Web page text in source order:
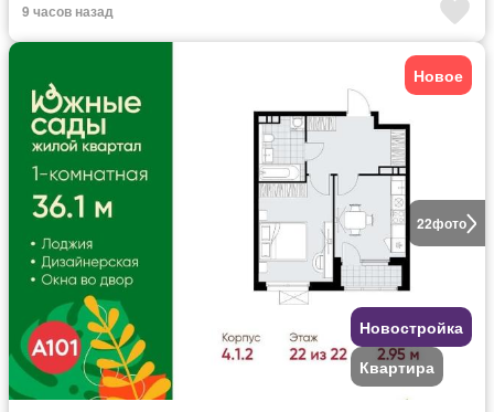
9 часов назад
22фото
Новое
Новостройка
Квартира